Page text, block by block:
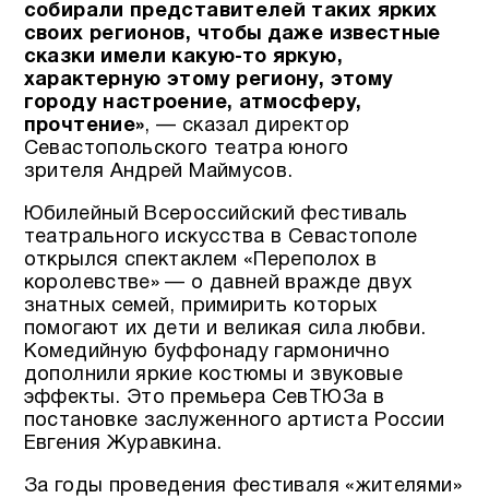
собирали представителей таких ярких
своих регионов, чтобы даже известные
сказки имели какую-то яркую,
характерную этому региону, этому
городу настроение, атмосферу,
прочтение», — сказал директор
Севастопольского театра юного
зрителя Андрей Маймусов.
Юбилейный Всероссийский фестиваль
театрального искусства в Севастополе
открылся спектаклем «Переполох в
королевстве» — о давней вражде двух
знатных семей, примирить которых
помогают их дети и великая сила любви.
Комедийную буффонаду гармонично
дополнили яркие костюмы и звуковые
эффекты. Это премьера СевТЮЗа в
постановке заслуженного артиста России
Евгения Журавкина.
За годы проведения фестиваля «жителями»